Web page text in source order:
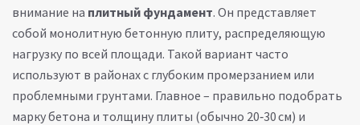
внимание на плитный фундамент. Он представляет
собой монолитную бетонную плиту, распределяющую
нагрузку по всей площади. Такой вариант часто
используют в районах с глубоким промерзанием или
проблемными грунтами. Главное – правильно подобрать
марку бетона и толщину плиты (обычно 20‑30 см) и